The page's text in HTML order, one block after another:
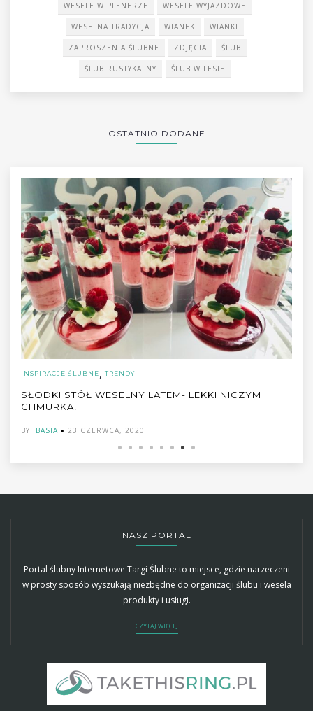
WESELE W PLENERZE WESELE WYJAZDOWE
WESELNA TRADYCJA WIANEK WIANKI
ZAPROSZENIA ŚLUBNE ZDJĘCIA ŚLUB
ŚLUB RUSTYKALNY ŚLUB W LESIE
OSTATNIO DODANE
INSPIRACJE ŚLUBNE, TRENDY
SŁODKI STÓŁ WESELNY LATEM- LEKKI NICZYM
CHMURKA!
BY: BASIA 23 CZERWCA, 2020
NASZ PORTAL
Portal ślubny Internetowe Targi Ślubne to miejsce, gdzie narzeczeni
w prosty sposób wyszukają niezbędne do organizacji ślubu i wesela
produkty i usługi.
CZYTAJ WIĘCEJ